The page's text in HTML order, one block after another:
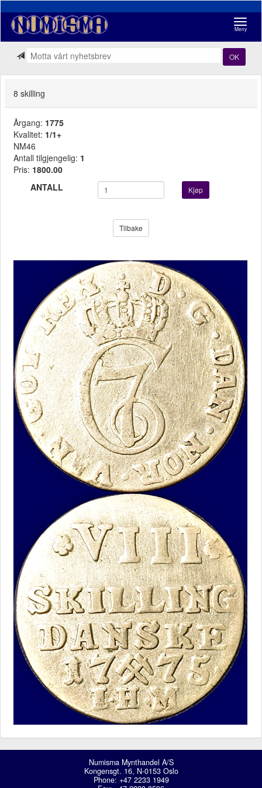
Meny
OK
8 skilling
Årgang: 1775
Kvalitet: 1/1+
NM46
Antall tilgjengelig: 1
Pris: 1800.00
ANTALL
Kjøp
Tilbake
Numisma Mynthandel A/S
Kongensgt. 16, N-0153 Oslo
Phone: +47 2233 1949